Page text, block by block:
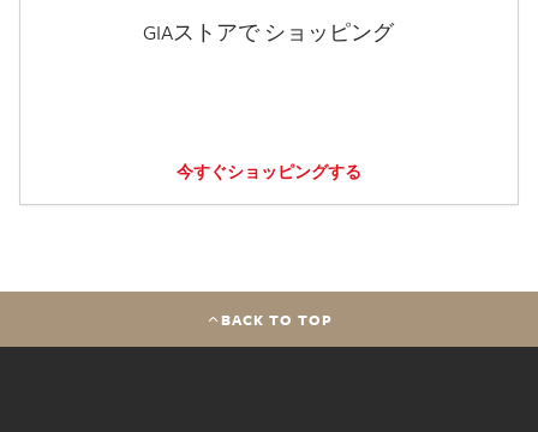
GIAストアで ショッピング
今すぐショッピングする
BACK TO TOP